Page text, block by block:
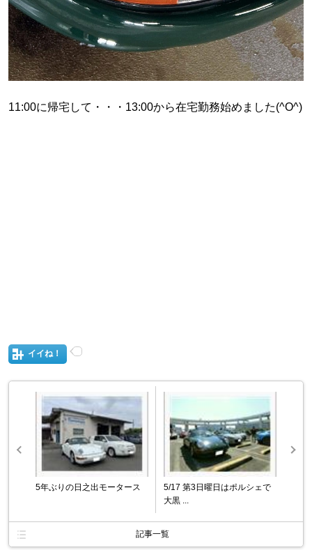
11:00に帰宅して・・・13:00から在宅勤務始めました(^O^)
イイね！
5年ぶりの日之出モータース
5/17 第3日曜日はポルシェで
大黒 ...
記事一覧